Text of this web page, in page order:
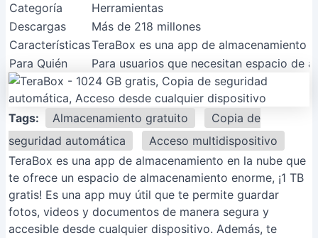
Categoría
Herramientas
Descargas
Más de 218 millones
CaracterísticasTeraBox es una app de
Para Quién
Para usuarios que necesitan espacio de
Tags: Almacenamiento gratuito
Copia de
seguridad automática
Acceso multidispositivo
TeraBox es una app de almacenamiento en la nube que
te ofrece un espacio de almacenamiento enorme, ¡1 TB
gratis! Es una app muy útil que te permite guardar
fotos, videos y documentos de manera segura y
accesible desde cualquier dispositivo. Además, te